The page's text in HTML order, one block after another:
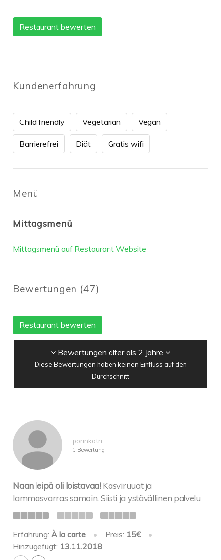
Restaurant bewerten
Kundenerfahrung
Child friendly Vegetarian Vegan
Barrierefrei Diät Gratis wifi
Menü
Mittagsmenü
Mittagsmenü auf Restaurant Website
Bewertungen (47)
Restaurant bewerten
Bewertungen älter als 2 Jahre
Diese Bewertungen haben keinen Einfluss auf den
Durchschnitt
porinkatri
1 Bewertung
Naan leipä oli loistavaa! Kasviruuat ja
lammasvarras samoin. Siisti ja ystävällinen palvelu
Erfahrung:À la carte • Preis: 15€
•
Hinzugefügt: 13.11.2018